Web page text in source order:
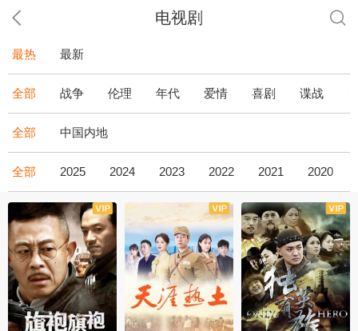
电视剧
最热 最新
全部 战争 伦理 年代 爱情 喜剧 谍战
全部 中国内地
全部 2025 2024 2023 2022 2021 2020
全43集 全36集 全34集